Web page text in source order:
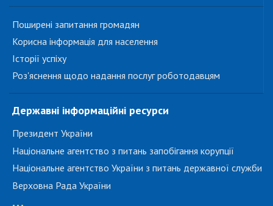
Поширені запитання громадян
Корисна інформація для населення
Історії успіху
Роз'яснення щодо надання послуг роботодавцям
Державні інформаційні ресурси
Президент України
Національне агентство з питань запобігання корупції
Національне агентство України з питань державної служби
Верховна Рада України
...